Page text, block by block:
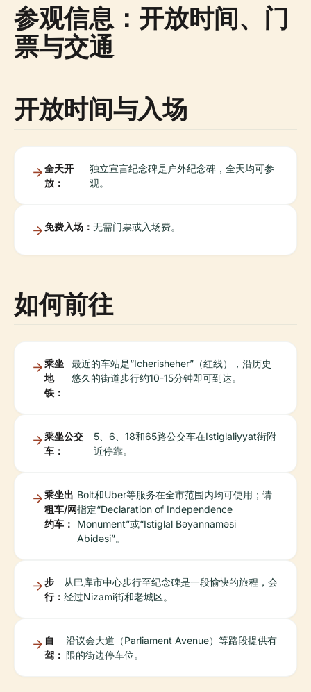
参观信息：开放时间、门
票与交通
开放时间与入场
全天开
放：
独立宣言纪念碑是户外纪念碑，全天均可参
观。
免费入场： 无需门票或入场费。
如何前往
乘坐
地
铁：
最近的车站是“Icherisheher”（红线），沿历史
悠久的街道步行约10-15分钟即可到达。
乘坐公交
车：
5、6、18和65路公交车在Istiglaliyyat街附
近停靠。
乘坐出
租车/网
约车：
Bolt和Uber等服务在全市范围内均可使用；请
指定“Declaration of Independence
Monument”或“Istiglal Bəyannaməsi
Abidəsi”。
步
行：
从巴库市中心步行至纪念碑是一段愉快的旅程，会
经过Nizami街和老城区。
自
驾：
沿议会大道（Parliament Avenue）等路段提供有
限的街边停车位。